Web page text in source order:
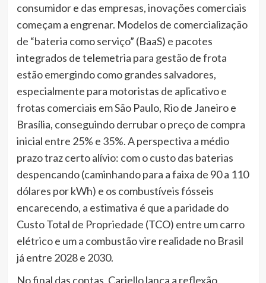
consumidor e das empresas, inovações comerciais
começam a engrenar. Modelos de comercialização
de “bateria como serviço” (BaaS) e pacotes
integrados de telemetria para gestão de frota
estão emergindo como grandes salvadores,
especialmente para motoristas de aplicativo e
frotas comerciais em São Paulo, Rio de Janeiro e
Brasília, conseguindo derrubar o preço de compra
inicial entre 25% e 35%. A perspectiva a médio
prazo traz certo alívio: com o custo das baterias
despencando (caminhando para a faixa de 90 a 110
dólares por kWh) e os combustíveis fósseis
encarecendo, a estimativa é que a paridade do
Custo Total de Propriedade (TCO) entre um carro
elétrico e um a combustão vire realidade no Brasil
já entre 2028 e 2030.
No final das contas, Cariello lança a reflexão